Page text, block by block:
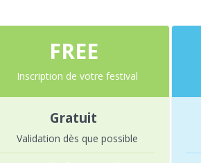
FREE
Inscription de votre festival
Gratuit
Validation dès que possible